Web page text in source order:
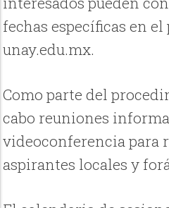
fechas específicas en
unay.edu.mx.
Como parte del
cabo reuniones
videoconferencia para
aspirantes locales y